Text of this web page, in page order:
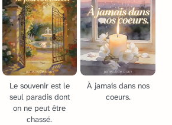
Le souvenir est le
seul paradis dont
on ne peut être
chassé.
À jamais dans nos
coeurs.